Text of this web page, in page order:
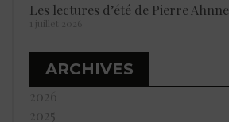
Les lectures d’été de Pierre Ahnne
1 juillet 2026
ARCHIVES
2026
2025